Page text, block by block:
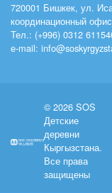
720001 Бишкек, ул.
координационный офис
Тел.: (+996) 0312
e-mail:
© 2026 SOS
Детские
деревни
Кыргызстана.
Все права
защищены